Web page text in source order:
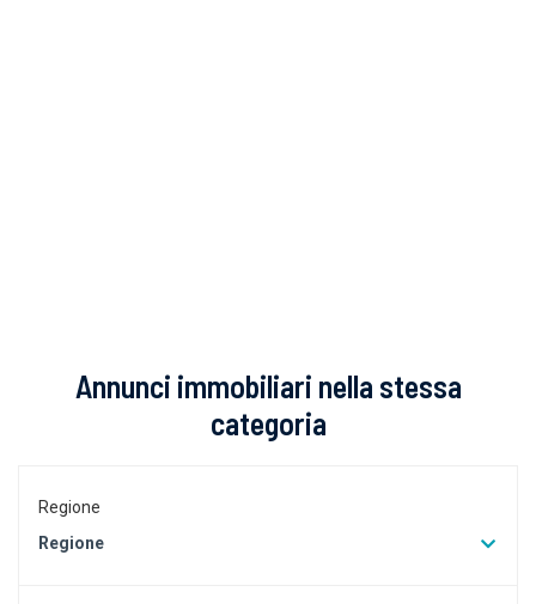
Annunci immobiliari nella stessa
categoria
Regione
Regione